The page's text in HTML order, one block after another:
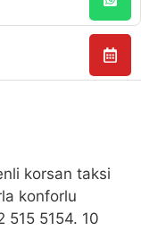
korsan taksi
konforlu
515 5154. 10